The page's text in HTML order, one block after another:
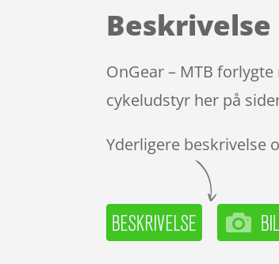
Beskrivelse
OnGear – MTB
cykeludstyr her på
Yderligere beskrivelse